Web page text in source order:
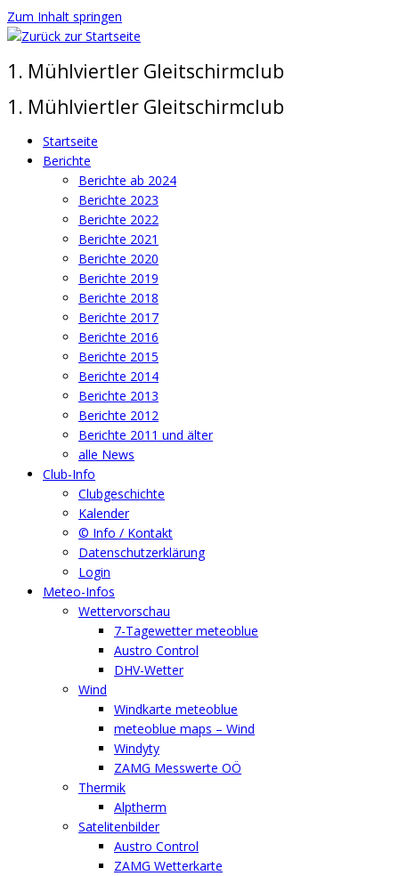
Zum Inhalt springen
1. Mühlviertler Gleitschirmclub
1. Mühlviertler Gleitschirmclub
Startseite
Berichte
Berichte ab 2024
Berichte 2023
Berichte 2022
Berichte 2021
Berichte 2020
Berichte 2019
Berichte 2018
Berichte 2017
Berichte 2016
Berichte 2015
Berichte 2014
Berichte 2013
Berichte 2012
Berichte 2011 und älter
alle News
Club-Info
Clubgeschichte
Kalender
© Info / Kontakt
Datenschutzerklärung
Login
Meteo-Infos
Wettervorschau
7-Tagewetter meteoblue
Austro Control
DHV-Wetter
Wind
Windkarte meteoblue
meteoblue maps – Wind
Windyty
ZAMG Messwerte OÖ
Thermik
Alptherm
Satelitenbilder
Austro Control
ZAMG Wetterkarte